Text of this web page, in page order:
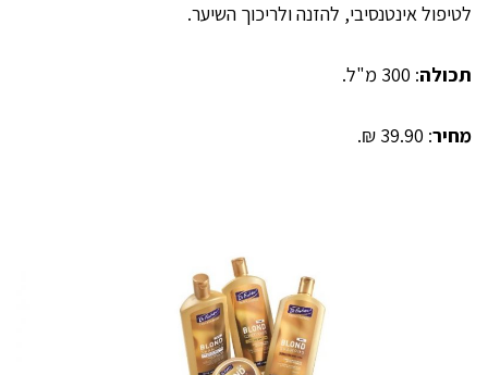
לטיפול אינטנסיבי, להזנה ולריכוך השיער.
תכולה: 300 מ"ל.
מחיר: 39.90 ₪.